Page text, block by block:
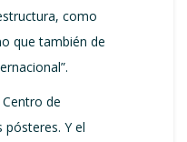
como
que también de
de
Y el